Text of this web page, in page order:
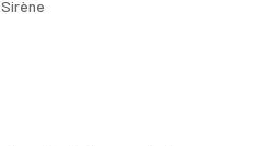
Sirène